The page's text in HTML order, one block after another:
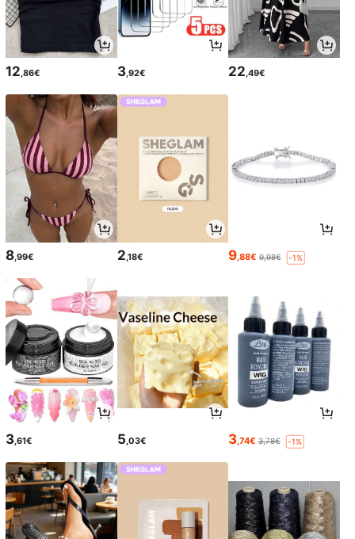
12 ,86€ 3,92€ 22 ,49€
8,99€ 2,18€ 9,88€ 9,98€ -1%
3,61€ 5,03€ 3,74€ 3,78€ -1%